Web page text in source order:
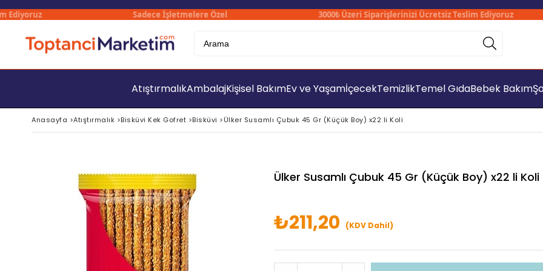
Sadece İşletmelere Özel 3000₺ Üzeri Siparişlerinizi Ücretsiz Teslim Ediyoruz
AtıştırmalıkAmbalajKişisel BakımEv ve YaşamİçecekTemizlikTemel GıdaBebek Bakım
Anasayfa >Atıştırmalık >Bisküvi Kek Gofret >Bisküvi >Ülker Susamlı Çubuk 45 Gr (Küçük Boy) x22 li Koli
Ülker Susamlı Çubuk 45 Gr (Küçük Boy) x22 li Koli
₺211,20 (KDV Dahil)